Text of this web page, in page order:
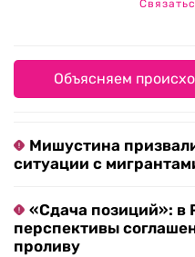
Объясняем
Мишустина
ситуации с
«Сдача позиций»: в
перспективы
проливу